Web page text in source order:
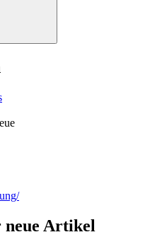
neue Artikel